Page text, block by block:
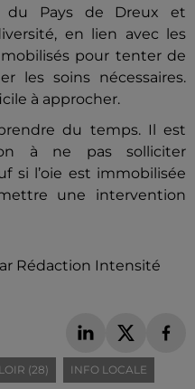
du Pays de Dreux et
en lien avec les
pour tenter de
les soins nécessaires.
à approcher.
du temps. Il est
à ne pas solliciter
si l’oie est immobilisée
une intervention
Rédaction Intensité
(28) INFO LOCALE